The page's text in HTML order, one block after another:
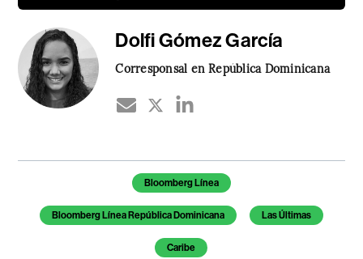
Dolfi Gómez García
Corresponsal en República Dominicana
Temas de este artículoBloomberg Línea
Bloomberg Línea República Dominicana Las Últimas
Caribe